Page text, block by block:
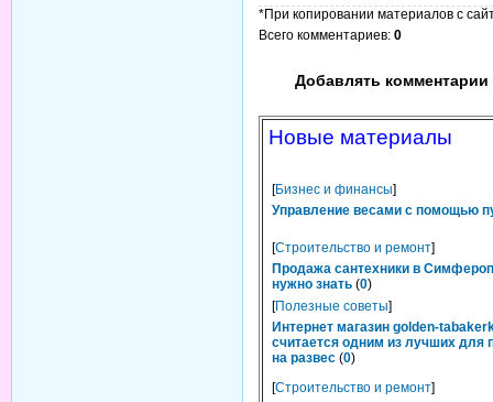
*При копировании материалов с
Всего комментариев: 0
Добавлять комментарии
Новые материалы
[Бизнес и финансы]
Управление весами с помощью
[Строительство и ремонт]
Продажа сантехники в
нужно знать (0)
[Полезные советы]
Интернет магазин golden-
считается одним из лучших для
на развес (0)
[Строительство и ремонт]